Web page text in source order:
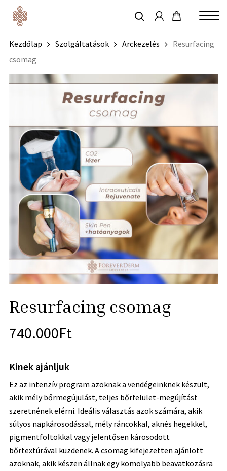
content
keresés
Kezdőlap Szolgáltatások Arckezelés
Resurfacing
csomag
Resurfacing csomag
740.000Ft
Kinek ajánljuk
Ez az intenzív program azoknak a vendégeinknek készült,
akik mély bőrmegújulást, teljes bőrfelület-megújítást
szeretnének elérni. Ideális választás azok számára, akik
súlyos napkárosodással, mély ráncokkal, aknés hegekkel,
pigmentfoltokkal vagy jelentősen károsodott
bőrtextúrával küzdenek. A csomag kifejezetten ajánlott
azoknak, akik készen állnak egy komolyabb beavatkozásra
Menu